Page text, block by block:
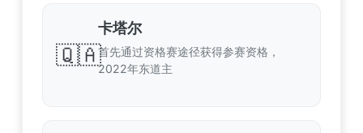
🇶🇦
卡塔尔
首先通过资格赛途径获得参赛资格，
2022年东道主